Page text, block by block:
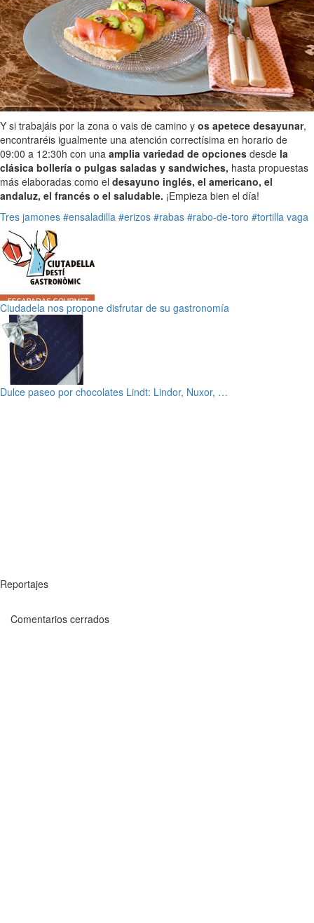
Y si trabajáis por la zona o vais de camino y os apetece desayunar,
encontraréis igualmente una atención correctísima en horario de
09:00 a 12:30h con una amplia variedad de opciones desde la
clásica bollería o pulgas saladas y sandwiches, hasta propuestas
más elaboradas como el desayuno inglés, el americano, el
andaluz, el francés o el saludable. ¡Empieza bien el día!
Tres jamones #ensaladilla #erizos #rabas #rabo-de-toro #tortilla vaga
Ciudadela nos propone disfrutar de su gastronomía
Dulce paseo por chocolates Lindt: Lindor, Nuxor, …
Reportajes
Comentarios cerrados